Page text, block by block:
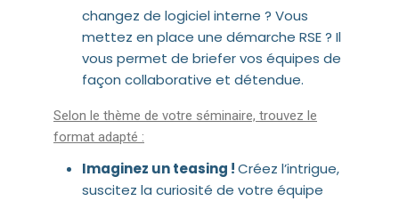
changez de logiciel interne ? Vous
mettez en place une démarche RSE ? Il
vous permet de briefer vos équipes de
façon collaborative et détendue.
Selon le thème de votre séminaire, trouvez le
format adapté :
Imaginez un teasing !Créez l’intrigue,
suscitez la curiosité de votre équipe